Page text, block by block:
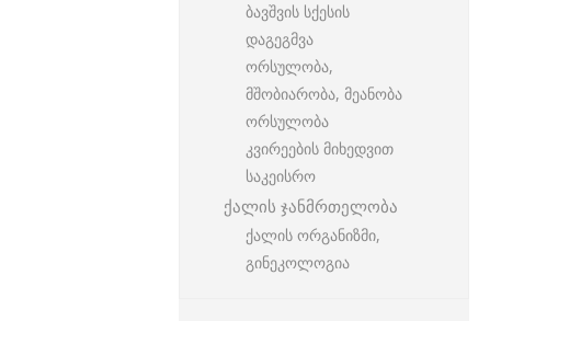
ბავშვის სქესის
დაგეგმვა
ორსულობა,
მშობიარობა, მეანობა
ორსულობა
კვირეების მიხედვით
საკეისრო
ქალის ჯანმრთელობა
ქალის ორგანიზმი,
გინეკოლოგია